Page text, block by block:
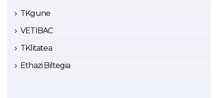
TKgune
VETIBAC
TKlitatea
Ethazi Biltegia